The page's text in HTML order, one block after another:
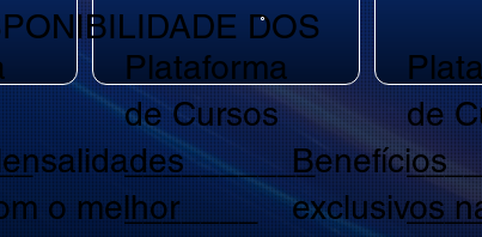
Plataforma
de Cursos
__________
_______
de
DOS
o melhor
Benefícios
exclusivos